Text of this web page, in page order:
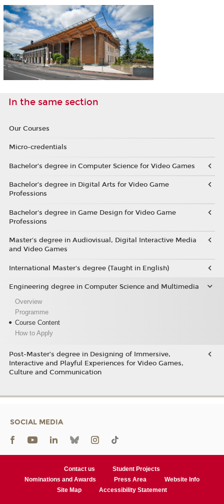
In the same section
Our Courses
Micro-credentials
Bachelor’s degree in Computer Science for Video Games
Bachelor’s degree in Digital Arts for Video Game
Professions
Bachelor's degree in Game Design for Video Game
Professions
Master's degree in Audiovisual, Digital Interactive Media
and Video Games
International Master's degree (Taught in English)
Engineering degree in Computer Science and Multimedia
Overview
Programme
Course Content
How to Apply
Post-Master’s degree in Designing of Immersive,
Interactive and Playful Experiences for Video Games,
Culture and Communication
SOCIAL MEDIA
Contact us
Student Projects
Nominations and Awards
Press Area
Website Info
Site Map
Accessibility Statement